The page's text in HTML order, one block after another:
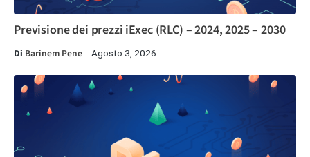
Previsione dei prezzi iExec (RLC) – 2024, 2025 – 2030
Di Barinem Pene Agosto 3, 2026